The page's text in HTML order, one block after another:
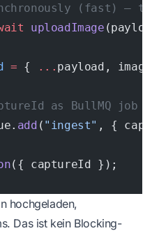
(fast) —
uploadImage
= { ... payload,
as BullMQ job ID
add ( "ingest" , {
({ captureId });
hochgeladen,
Das ist kein Blocking-